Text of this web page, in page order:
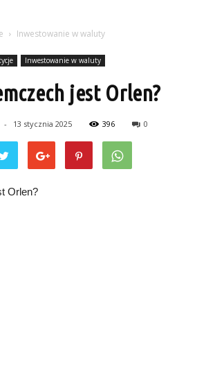
Inwestowanie w waluty
Inwestowanie w waluty
jest Orlen?
- 13 stycznia 2025 396 0
Orlen?